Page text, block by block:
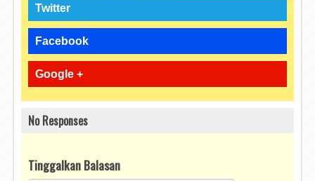
Twitter
Facebook
Google +
No Responses
Tinggalkan Balasan